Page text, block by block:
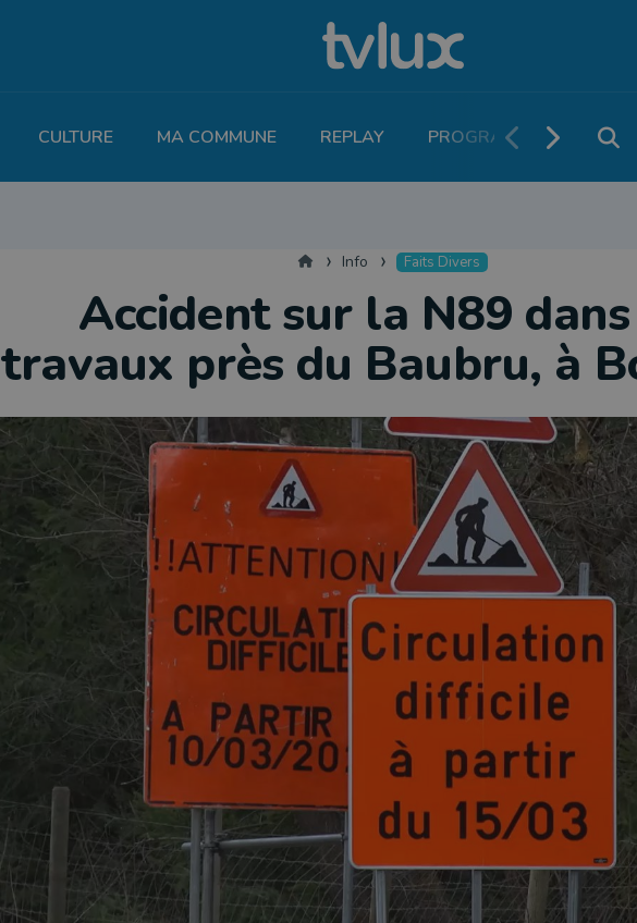
CULTURE MA COMMUNE REPLAY PROGRAMME TV
AccueilInfo Faits Divers
Accident sur la N89
travaux près du Baubru, à